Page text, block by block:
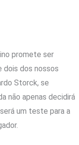
promete ser
dois dos nossos
Storck, se
não apenas decidirá
um teste para a